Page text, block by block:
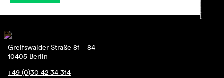
Greifswalder Straße 81—84
10405 Berlin
+49 (0)30 42 34 314